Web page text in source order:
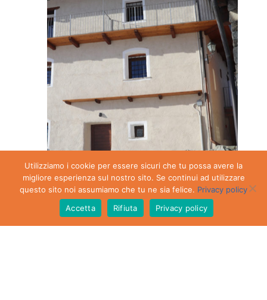
Relais du Village
Utilizziamo i cookie per essere sicuri che tu possa avere la
migliore esperienza sul nostro sito. Se continui ad utilizzare
questo sito noi assumiamo che tu ne sia felice. Privacy policy
Accetta
Rifiuta Privacy policy